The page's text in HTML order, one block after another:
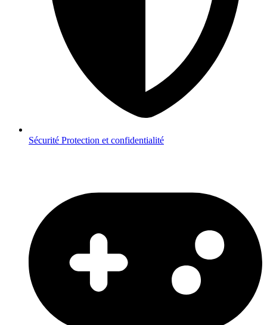
Sécurité Protection et confidentialité